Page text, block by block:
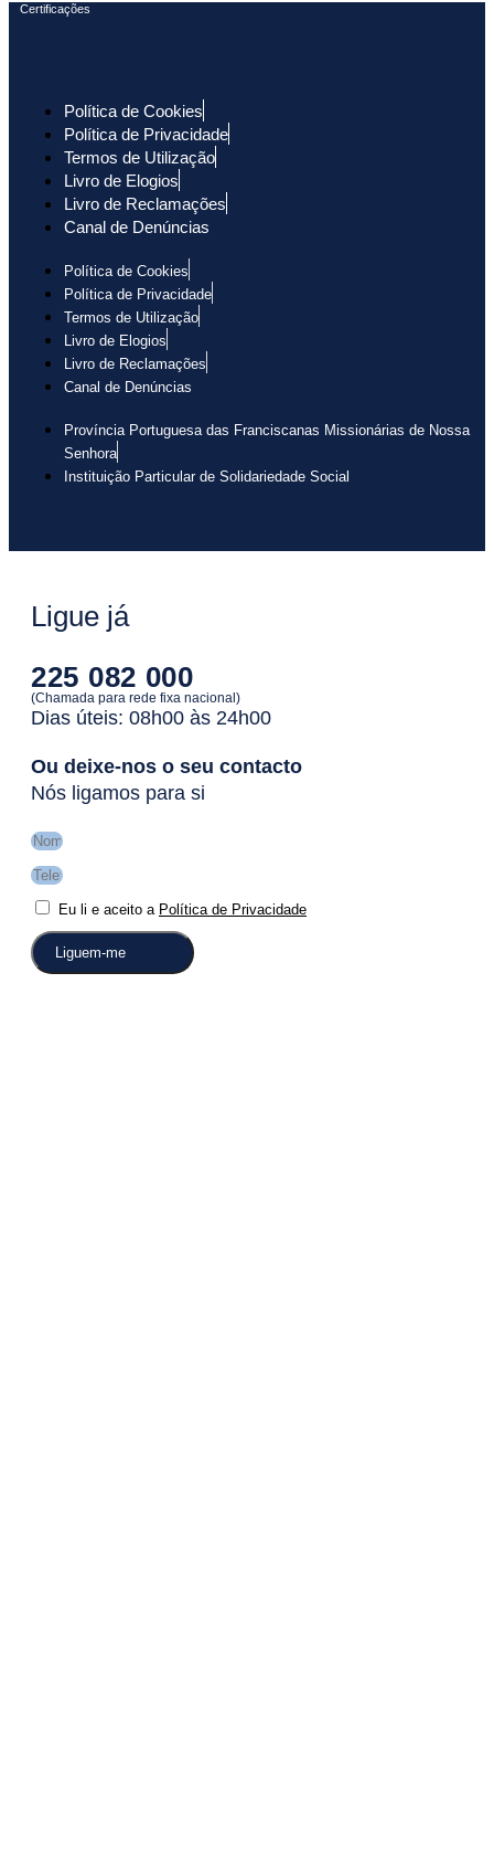
Certificações
Política de Cookies
Política de Privacidade
Termos de Utilização
Livro de Elogios
Livro de Reclamações
Canal de Denúncias
Política de Cookies
Política de Privacidade
Termos de Utilização
Livro de Elogios
Livro de Reclamações
Canal de Denúncias
Província Portuguesa das Franciscanas Missionárias de Nossa
Senhora
Instituição Particular de Solidariedade Social
Ligue já
225 082 000
(Chamada para rede fixa nacional)
Dias úteis: 08h00 às 24h00
Ou deixe-nos o seu contacto
Nós ligamos para si
Eu li e aceito a Política de Privacidade
Liguem-me